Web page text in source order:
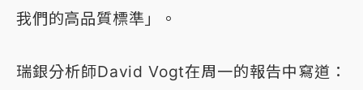
我們的高品質標準」。
瑞銀分析師David Vogt在周一的報告中寫道：